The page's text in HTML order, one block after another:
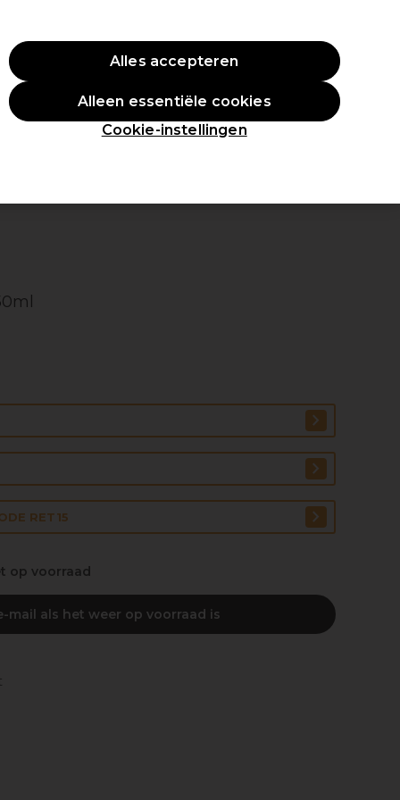
Aanmelden
Inspiratie Professionele Awards
RET15
op voorraad
mail als het weer op voorraad is
Cookie-instellingen
Alleen essentiële cookies
Alles accepteren